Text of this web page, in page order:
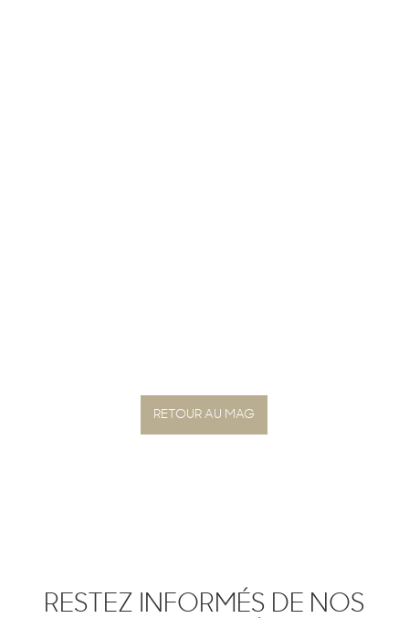
RETOUR AU MAG
RESTEZ INFORMÉS DE NOS